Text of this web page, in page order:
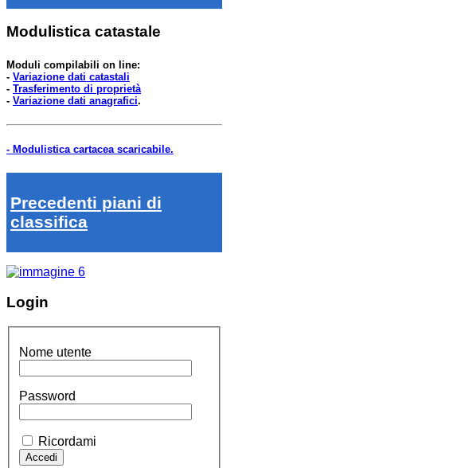
Modulistica catastale
Moduli compilabili on line:
- Variazione dati catastali
- Trasferimento di proprietà
- Variazione dati anagrafici.
- Modulistica cartacea scaricabile.
Precedenti piani di
classifica
Login
Nome utente
Password
Ricordami